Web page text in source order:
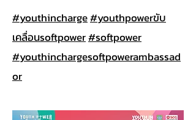
#youthincharge#youthpowerขับ
เคลื่อนsoftpower#softpower
#youthinchargesoftpowerambassad
or